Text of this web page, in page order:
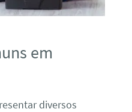
em
diversos